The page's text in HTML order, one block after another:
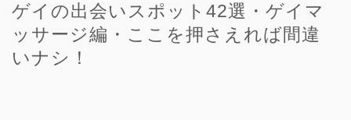
ゲイの出会いスポット42選・ゲイマ
ッサージ編・ここを押さえれば間違
いナシ！